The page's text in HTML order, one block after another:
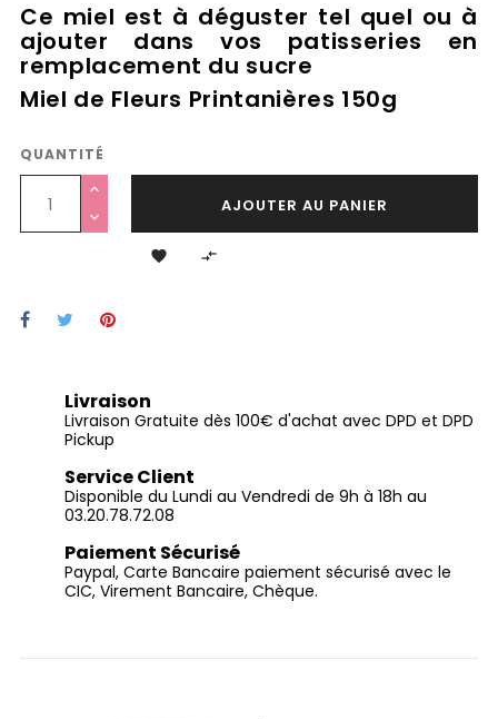
Ce miel est à déguster tel quel ou à
ajouter dans vos patisseries en
remplacement du sucre
Miel de Fleurs Printanières 150g
QUANTITÉ
AJOUTER AU PANIER
 
Livraison
Livraison Gratuite dès 100€ d'achat avec DPD et DPD
Pickup
Service Client
Disponible du Lundi au Vendredi de 9h à 18h au
03.20.78.72.08
Paiement Sécurisé
Paypal, Carte Bancaire paiement sécurisé avec le
CIC, Virement Bancaire, Chèque.